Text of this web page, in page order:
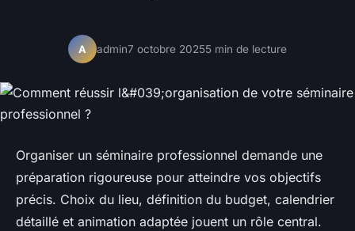
A admin7 octobre 20255 min de lecture
Organiser un séminaire professionnel demande une
préparation rigoureuse pour atteindre vos objectifs
précis. Choix du lieu, définition du budget, calendrier
détaillé et animation adaptée jouent un rôle central.